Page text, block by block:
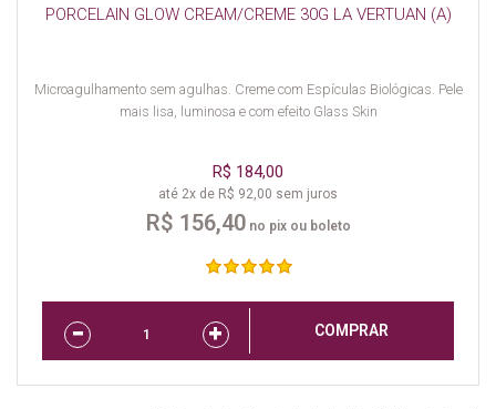
PORCELAIN GLOW CREAM/CREME 30G LA VERTUAN (A)
Microagulhamento sem agulhas. Creme com Espículas Biológicas. Pele
mais lisa, luminosa e com efeito Glass Skin
R$ 184,00
até 2x de R$ 92,00 sem juros
R$ 156,40no pix ou boleto
COMPRAR